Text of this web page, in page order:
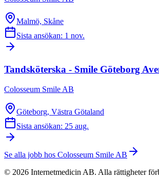
Malmö, Skåne
Sista ansökan: 1 nov.
Tandsköterska - Smile Göteborg
Colosseum Smile AB
Göteborg, Västra Götaland
Sista ansökan: 25 aug.
Se alla jobb hos Colosseum Smile AB
© 2026 Internetmedicin AB. Alla rättigheter